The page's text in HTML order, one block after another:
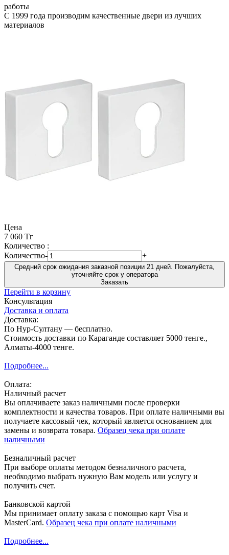
работы
С 1999 года производим качественные двери из лучших
материалов
Цена
7 060 Тг
Количество :
Количество- +
Средний срок ожидания заказной позиции 21 дней. Пожалуйста,
уточняйте срок у оператора
Заказать
Перейти в корзину
Консультация
Доставка и оплата
Доставка:
По Нур-Султану — бесплатно.
Стоимость доставки по Караганде составляет 5000 тенге.,
Алматы-4000 тенге.
Подробнее...
Оплата:
Наличный расчет
Вы оплачиваете заказ наличными после проверки
комплектности и качества товаров. При оплате наличными вы
получаете кассовый чек, который является основанием для
замены и возврата товара. Образец чека при оплате
наличными
Безналичный расчет
При выборе оплаты методом безналичного расчета,
необходимо выбрать нужную Вам модель или услугу и
получить счет.
Банковской картой
Мы принимает оплату заказа с помощью карт Visa и
MasterCard. Образец чека при оплате наличными
Подробнее...